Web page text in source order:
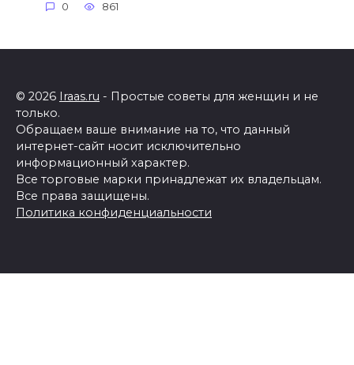
0 861
© 2026 Iraas.ru - Простые советы для женщин и не
только.
Обращаем ваше внимание на то, что данный
интернет-сайт носит исключительно
информационный характер.
Все торговые марки принадлежат их владельцам.
Все права защищены.
Политика конфиденциальности